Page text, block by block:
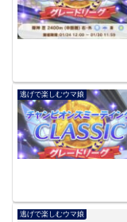
逃げで楽しむウマ娘
逃げで楽しむウマ娘